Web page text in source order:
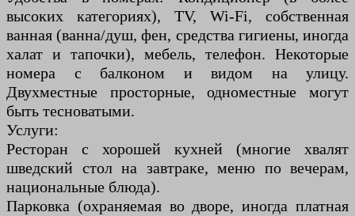
высоких категориях), TV, Wi-Fi, собственная
ванная (ванна/душ, фен, средства гигиены, иногда
халат и тапочки), мебель, телефон. Некоторые
номера с балконом и видом на улицу.
Двухместные просторные, одноместные могут
быть тесноватыми.
Услуги:
Ресторан с хорошей кухней (многие хвалят
шведский стол на завтраке, меню по вечерам,
национальные блюда).
Парковка (охраняемая во дворе, иногда платная